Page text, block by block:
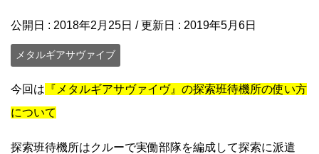
公開日 : 2018年2月25日 / 更新日 : 2019年5月6日
メタルギアサヴァイブ
今回は 『メタルギアサヴァイヴ』の探索班待機所の使い方
について
探索班待機所はクルーで実働部隊を編成して探索に派遣